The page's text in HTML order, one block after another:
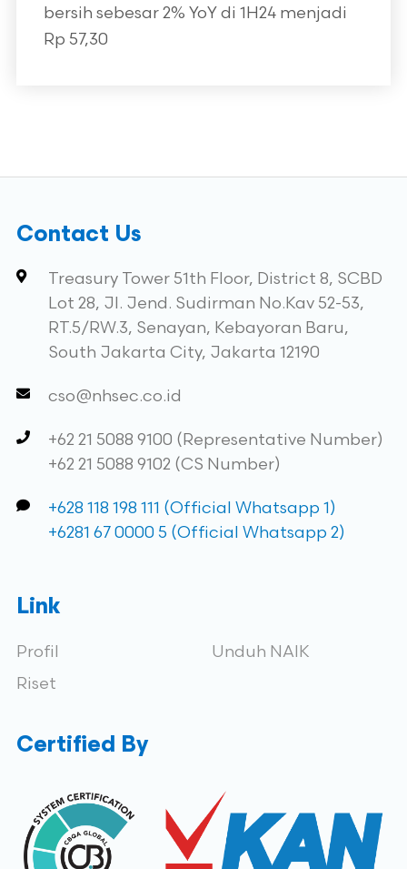
bersih sebesar 2% YoY di 1H24 menjadi
Rp 57,30
Contact Us
Treasury Tower 51th Floor, District 8, SCBD
Lot 28, Jl. Jend. Sudirman No.Kav 52-53,
RT.5/RW.3, Senayan, Kebayoran Baru,
South Jakarta City, Jakarta 12190
cso@nhsec.co.id
+62 21 5088 9100 (Representative Number)
+62 21 5088 9102 (CS Number)
+628 118 198 111 (Official Whatsapp 1)
+6281 67 0000 5 (Official Whatsapp 2)
Link
Profil
Riset
Unduh NAIK
Certified By